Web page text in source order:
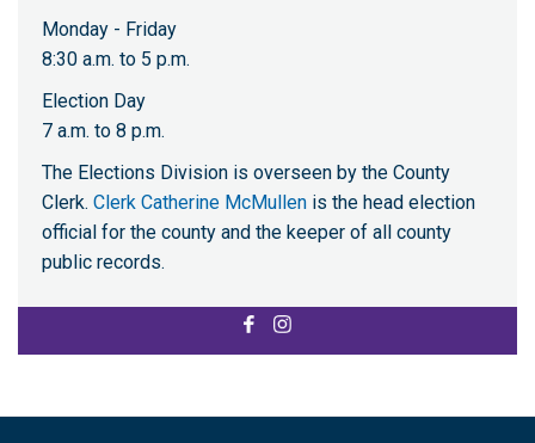
Monday - Friday
8:30 a.m. to 5 p.m.
Election Day
7 a.m. to 8 p.m.
The Elections Division is overseen by the County
Clerk. Clerk Catherine McMullen is the head election
official for the county and the keeper of all county
public records.